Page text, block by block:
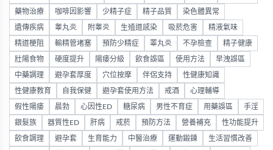
藥物治療 咖啡因影響 少精子症 精子品質 染色體異常
遺傳疾病 睾丸炎 附睾炎 生殖道感染 吸菸危害 精液氣味
精道梗阻 輸精管堵塞 預防少精症 睪丸炎 不孕檢查 精子健康
壯陽食物 硬度提升 陽痿分級 飲食誤區 使用方法 早洩誤區
中藥調理 避孕套厚度 穴位按摩 伴侶支持 性健康知識
性健康教育 自我保健 避孕套使用方法 戒酒 心理輔導
假性陽痿 晨勃 心因性ED 糖尿病 男性不育症 用藥誤區 手淫
銀髮族 器質性ED 肝病 戒菸 預防方法 營養補充 性功能提升
飲食調理 避孕套 生育能力 中醫治療 運動鍛鍊 生活習慣改善